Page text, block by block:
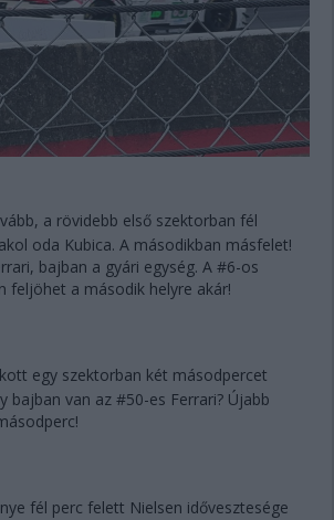
a rövidebb első szektorban fél
oda Kubica. A másodikban másfelet!
bajban a gyári egység. A #6-os
feljöhet a második helyre akár!
egy szektorban két másodpercet
bajban van az #50-es Ferrari? Újabb
fél perc felett Nielsen idővesztesége